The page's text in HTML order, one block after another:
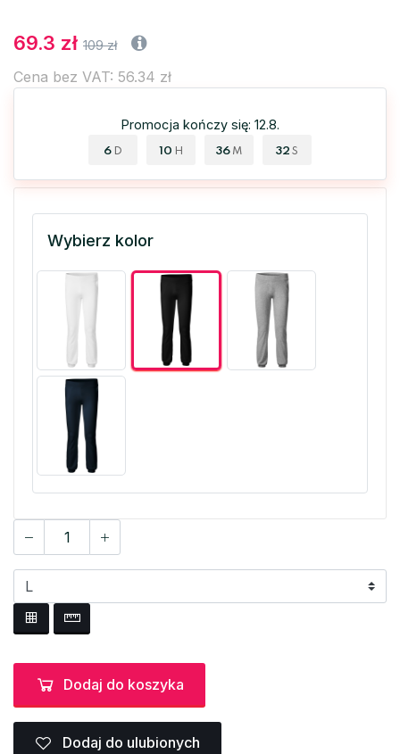
69.3 zł 109 zł
Cena bez VAT: 56.34 zł
Promocja kończy się: 12.8.
6 D 10 H 36 M 32 S
Wybierz kolor
Dodaj do koszyka
Dodaj do ulubionych